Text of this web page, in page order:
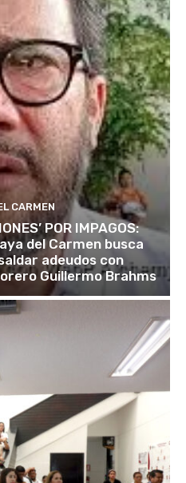
CARMEN
POR IMPAGOS:
del Carmen busca
adeudos con
Guillermo Brahms